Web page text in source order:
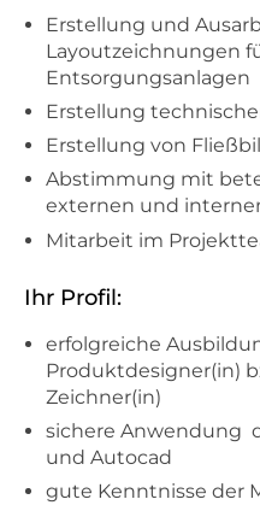
Erstellung und
Layoutzeichnungen
Entsorgungsanlagen
Erstellung
Erstellung von
Abstimmung mit
externen und
Mitarbeit im
Ihr Profil:
erfolgreiche
Produktdesigner(in)
Zeichner(in)
sichere Anwendung
und Autocad
gute Kenntnisse der